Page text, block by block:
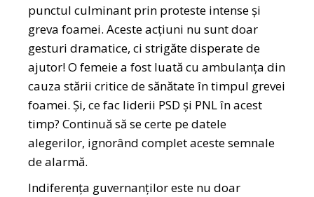
punctul culminant prin proteste intense și
greva foamei. Aceste acțiuni nu sunt doar
gesturi dramatice, ci strigăte disperate de
ajutor! O femeie a fost luată cu ambulanța din
cauza stării critice de sănătate în timpul grevei
foamei. Și, ce fac liderii PSD și PNL în acest
timp? Continuă să se certe pe datele
alegerilor, ignorând complet aceste semnale
de alarmă.
Indiferența guvernanților este nu doar